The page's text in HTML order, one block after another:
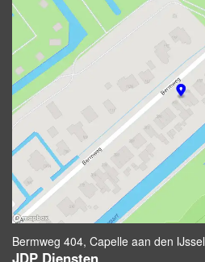
Bermweg 404, Capelle aan den IJssel